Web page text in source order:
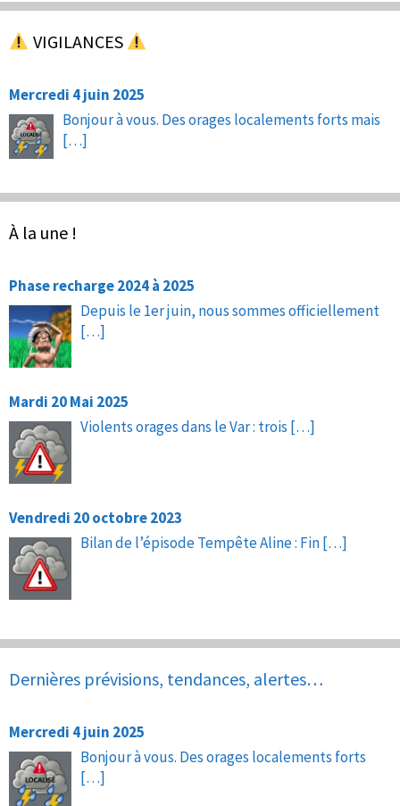
VIGILANCES
Mercredi 4 juin 2025
Bonjour à vous. Des orages localements forts mais
[…]
À la une !
Phase recharge 2024 à 2025
Depuis le 1er juin, nous sommes officiellement
[…]
Mardi 20 Mai 2025
Violents orages dans le Var : trois […]
Vendredi 20 octobre 2023
Bilan de l’épisode Tempête Aline : Fin[…]
Dernières prévisions, tendances, alertes…
Mercredi 4 juin 2025
Bonjour à vous. Des orages localements forts
[…]